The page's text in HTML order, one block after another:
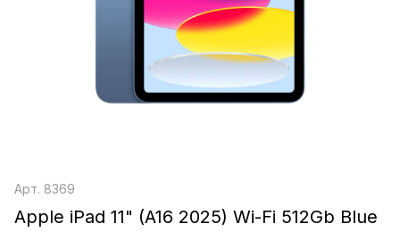
Арт. 8369
Apple iPad 11" (A16 2025) Wi-Fi 512Gb Blue